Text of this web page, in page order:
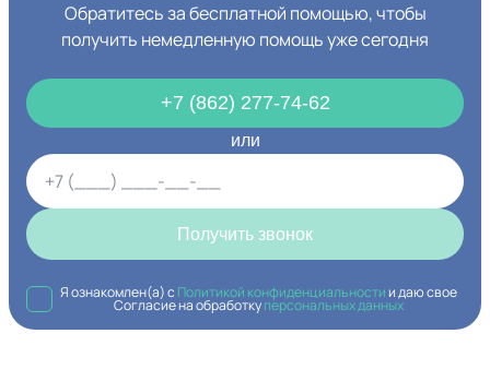
Обратитесь за бесплатной помощью, чтобы
получить немедленную помощь уже сегодня
+7 (862) 277-74-62
или
Получить звонок
Я ознакомлен(а) с Политикой конфиденциальностии даю свое
Согласие на обработкуперсональных данных